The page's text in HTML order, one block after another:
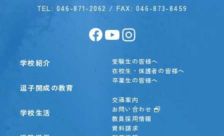
TEL: 046-871-2062 / FAX: 046-873-8459
受験生の皆様へ
在校生・保護者の皆様へ
卒業生の皆様へ
交通案内
お問い合わせ
教員採用情報
資料請求
学校紹介
逗子開成の教育
学校生活